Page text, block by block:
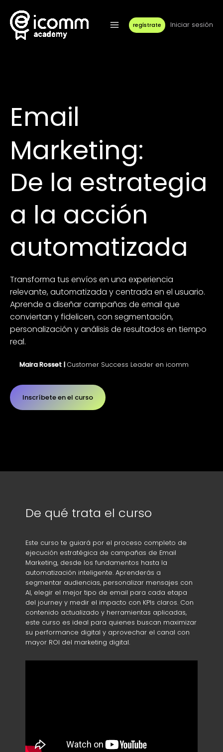
content
Main
regístrate Iniciar sesión
Email
Marketing:
De la estrategia
a la acción
automatizada
Transforma tus envíos en una experiencia
relevante, automatizada y centrada en el usuario.
Aprende a diseñar campañas de email que
conviertan y fidelicen, con segmentación,
personalización y análisis de resultados en tiempo
real.
Maira Rosset | Customer Success Leader en icomm
Inscríbete en el curso
De qué trata el curso
Este curso te guiará por el proceso completo de
ejecución estratégica de campañas de Email
Marketing, desde los fundamentos hasta la
automatización inteligente. Aprenderás a
segmentar audiencias, personalizar mensajes con
AI, elegir el mejor tipo de email para cada etapa
del journey y medir el impacto con KPIs claros. Con
contenido actualizado y herramientas aplicadas,
este curso es ideal para quienes buscan maximizar
su performance digital y aprovechar el canal con
mayor ROI del marketing digital.